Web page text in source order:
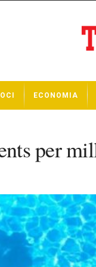
OCI ECONOMIA
per